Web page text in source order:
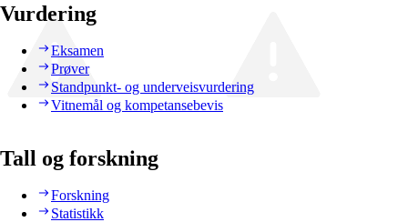
Vurdering
Eksamen
Prøver
Standpunkt- og underveisvurdering
Vitnemål og kompetansebevis
Tall og forskning
Forskning
Statistikk